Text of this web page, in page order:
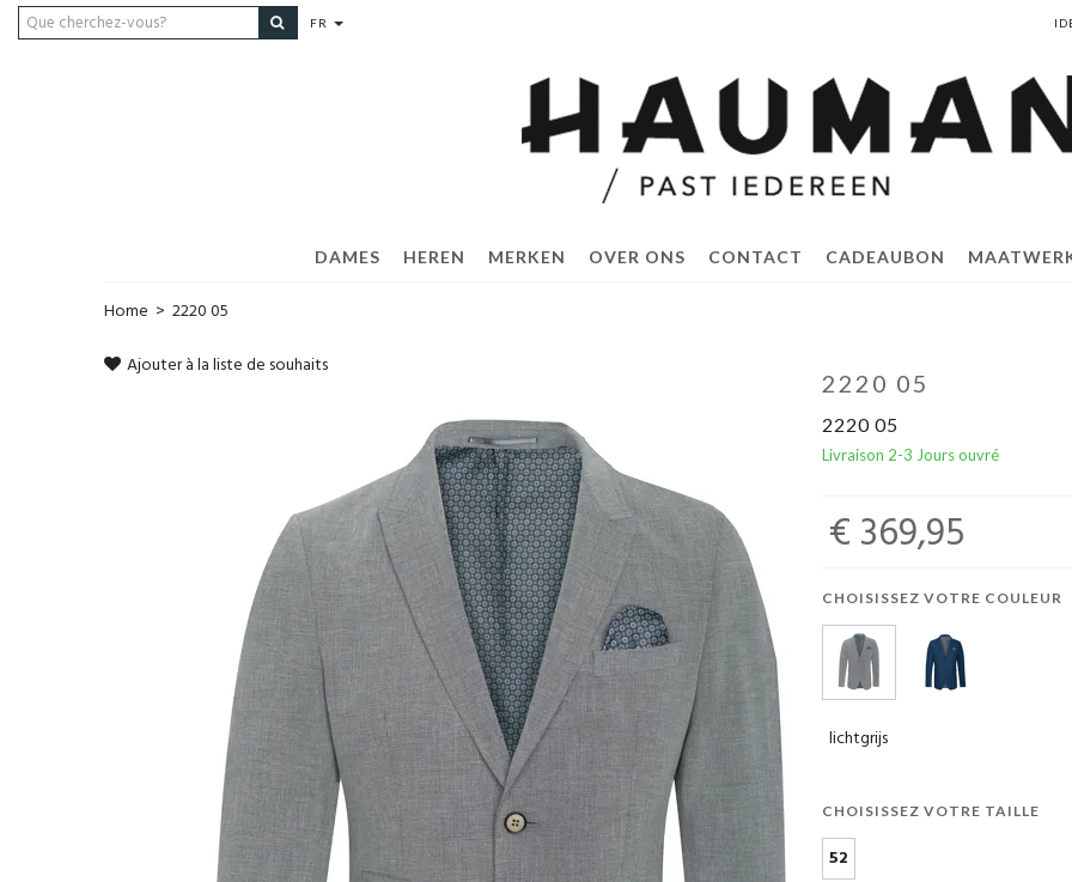
FR
DAMES HEREN MERKEN OVER ONS CONTACT CADEAUBON
Home > 2220 05
Ajouter à la liste de souhaits
2220 05
2220 05
Livraison 2-3 Jours ouvré
€ 369,95
CHOISISSEZ VOTRE COULEUR
lichtgrijs
CHOISISSEZ VOTRE TAILLE
52